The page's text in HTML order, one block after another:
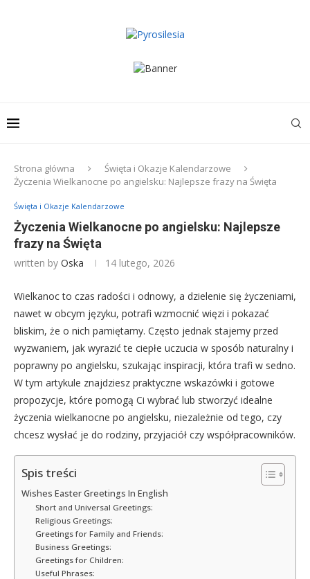
Strona główna
Święta i Okazje Kalendarzowe
Życzenia Wielkanocne po angielsku: Najlepsze frazy na Święta
Święta i Okazje Kalendarzowe
Życzenia Wielkanocne po angielsku: Najlepsze
frazy na Święta
written by Oska 14 lutego, 2026
Wielkanoc to czas radości i odnowy, a dzielenie się życzeniami,
nawet w obcym języku, potrafi wzmocnić więzi i pokazać
bliskim, że o nich pamiętamy. Często jednak stajemy przed
wyzwaniem, jak wyrazić te ciepłe uczucia w sposób naturalny i
poprawny po angielsku, szukając inspiracji, która trafi w sedno.
W tym artykule znajdziesz praktyczne wskazówki i gotowe
propozycje, które pomogą Ci wybrać lub stworzyć idealne
życzenia wielkanocne po angielsku, niezależnie od tego, czy
chcesz wysłać je do rodziny, przyjaciół czy współpracowników.
Spis treści
Wishes Easter Greetings In English
Short and Universal Greetings:
Religious Greetings:
Greetings for Family and Friends:
Business Greetings:
Greetings for Children:
Useful Phrases: